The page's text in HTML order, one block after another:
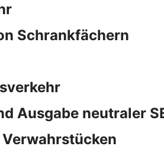
Schrankfächern
Ausgabe neutraler